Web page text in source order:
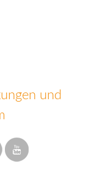
und